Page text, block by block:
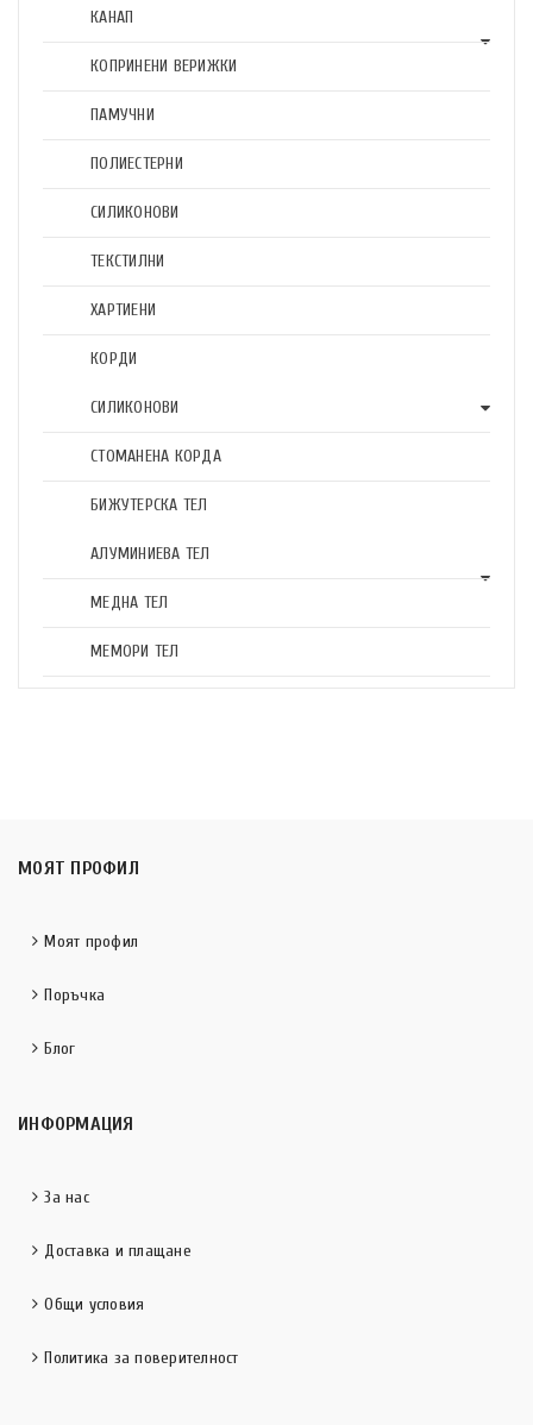
КАНАП
КОПРИНЕНИ ВЕРИЖКИ
ПАМУЧНИ
ПОЛИЕСТЕРНИ
СИЛИКОНОВИ
ТЕКСТИЛНИ
ХАРТИЕНИ
КОРДИ
СИЛИКОНОВИ
СТОМАНЕНА КОРДА
БИЖУТЕРСКА ТЕЛ
АЛУМИНИЕВА ТЕЛ
МЕДНА ТЕЛ
МЕМОРИ ТЕЛ
МОЯТ ПРОФИЛ
Моят профил
Поръчка
Блог
ИНФОРМАЦИЯ
За нас
Доставка и плащане
Общи условия
Политика за поверителност